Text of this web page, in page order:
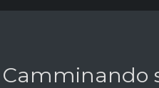
Camminando